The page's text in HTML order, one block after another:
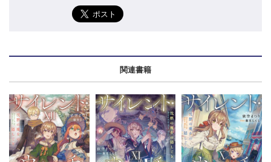
関連書籍